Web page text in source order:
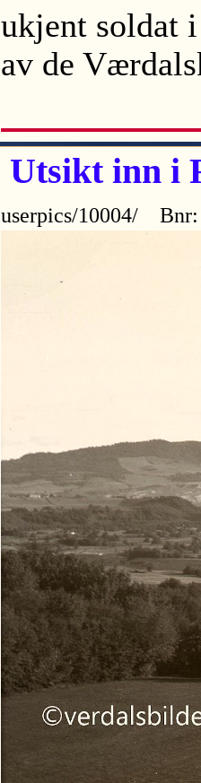
ukjent soldat
av de
Utsikt inn i
userpics/10004/ Bnr: